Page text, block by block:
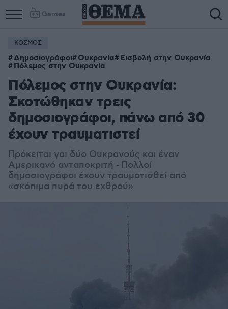
Games
ΚΟΣΜΟΣ
Δημοσιογράφοι Ουκρανία Εισβολή στην Ουκρανία
Πόλεμος στην Ουκρανία
Πόλεμος στην Ουκρανία:
Σκοτώθηκαν τρεις
δημοσιογράφοι, πάνω από 30
έχουν τραυματιστεί
Πρόκειται γαι δύο Ουκρανούς και έναν
Αμερικανό ανταποκριτή - Πολλοί
δημοσιογράφοι έχουν τραυματισθεί από
«σκόπιμα πυρά του εχθρού»